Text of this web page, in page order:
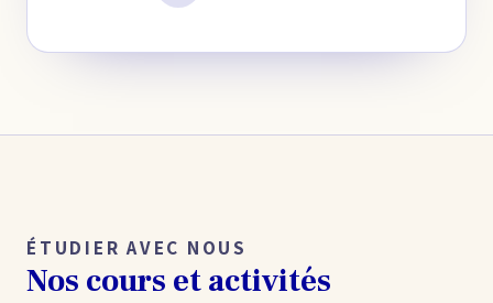
ÉTUDIER AVEC NOUS
Nos cours et activités